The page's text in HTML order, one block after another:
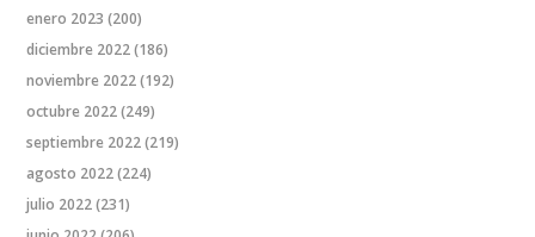
enero 2023 (200)
diciembre 2022(186)
noviembre 2022(192)
octubre 2022(249)
septiembre 2022(219)
agosto 2022(224)
julio 2022(231)